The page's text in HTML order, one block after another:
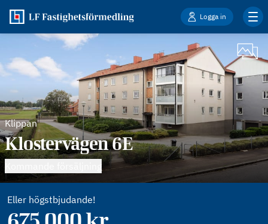
Logga in
Klippan
Klostervägen 6E
Eller högstbjudande!